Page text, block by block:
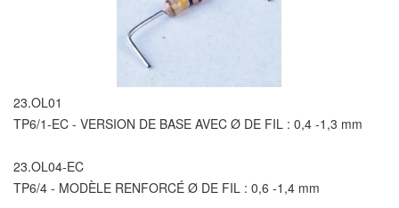
23.OL01
TP6/1-EC - VERSION DE BASE AVEC Ø DE FIL : 0,4 -1,3 mm
23.OL04-EC
TP6/4 - MODÈLE RENFORCÉ Ø DE FIL : 0,6 -1,4 mm